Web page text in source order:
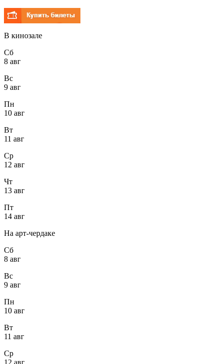
В кинозале
Сб
8 авг
Вс
9 авг
Пн
10 авг
Вт
11 авг
Ср
12 авг
Чт
13 авг
Пт
14 авг
На арт-чердаке
Сб
8 авг
Вс
9 авг
Пн
10 авг
Вт
11 авг
Ср
12 авг